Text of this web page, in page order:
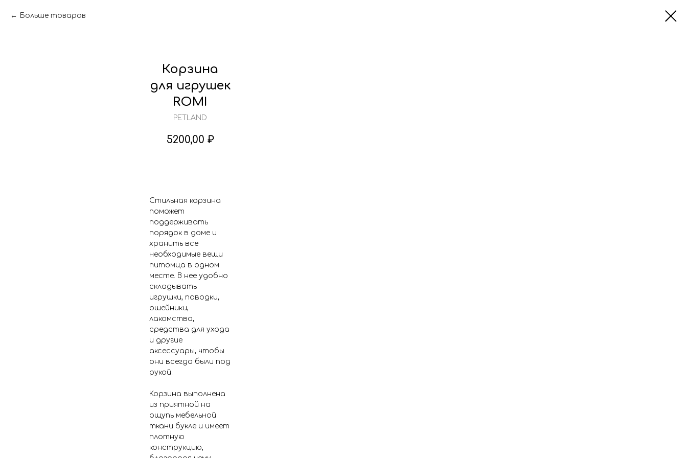
Больше товаров
Корзина
для игрушек
ROMI
PETLAND
5200,00 ₽
Стильная корзина
поможет
поддерживать
порядок в доме и
хранить все
необходимые вещи
питомца в одном
месте. В нее удобно
складывать
игрушки, поводки,
ошейники,
лакомства,
средства для ухода
и другие
аксессуары, чтобы
они всегда были под
рукой.
Корзина выполнена
из приятной на
ощупь мебельной
ткани букле и имеет
плотную
конструкцию,